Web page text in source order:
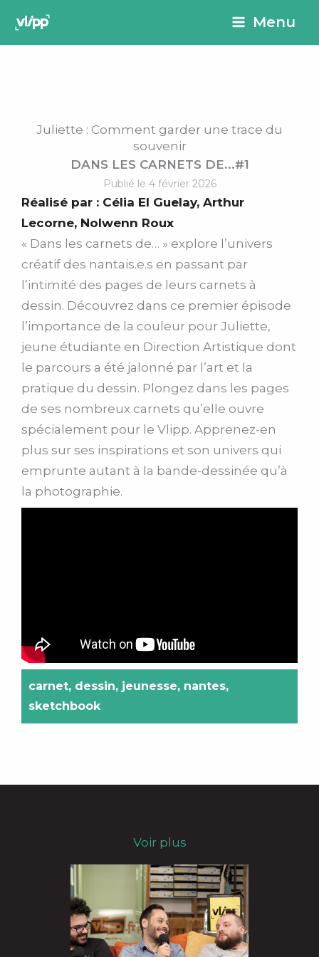
principal
Menu
Juliette : Comment garder une trace du
souvenir
DANS LES CARNETS DE...#1
Publié le 4 février 2026
Réalisé par : Célia El Guelay, Arthur
Lecorne, Nolwenn Roux
« Dans les carnets de… » explore l’univers
créatif des nantais.e.s en passant par
l’intimité des pages de leurs carnets à
dessin. Découvrez dans ce premier épisode
l’importance de la couleur pour Juliette,
jeune étudiante en Direction Artistique dont
le parcours a été jalonné par l’art et la
pratique du dessin. Plongez dans les pages
de ses nombreux carnets qu’elle ouvre
spécialement pour le Vlipp. Apprenez-en
plus sur ses inspirations et son univers qui
emprunte autant à la bande-dessinée qu’à
la photographie.
carnet, dessin, jeunesse, nantes,
sketchbook
Voir plus